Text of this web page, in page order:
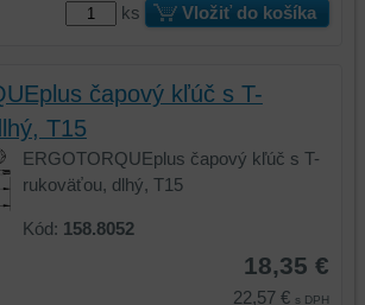
ks Vložiť do košíka
čapový kľúč s T-
T15
ERGOTORQUEplus čapový kľúč s T-
rukoväťou, dlhý, T15
Kód: 158.8052
18,35 €
22,57 € s DPH